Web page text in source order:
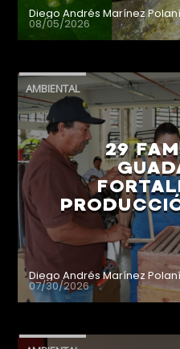
Diego Andrés Marínez
08/05/2026
AMBIENTAL
29
Diego Andrés Marínez
07/30/2026